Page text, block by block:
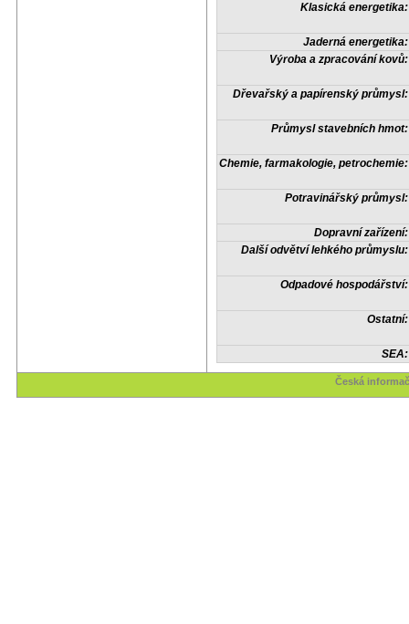
Klasická energetika:
Jaderná energetika:
Výroba a zpracování kovů:
Dřevařský a papírenský průmysl:
Průmysl stavebních hmot:
Chemie, farmakologie, petrochemie:
Potravinářský průmysl:
Dopravní zařízení:
Další odvětví lehkého průmyslu:
Odpadové hospodářství:
Ostatní:
SEA:
Česká